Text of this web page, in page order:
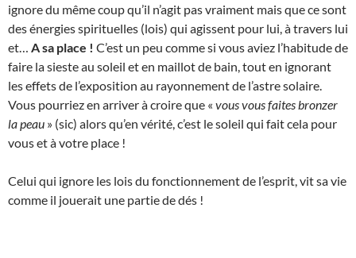
ignore du même coup qu’il n’agit pas vraiment mais que ce sont
des énergies spirituelles (lois) qui agissent pour lui, à travers lui
et… A sa place ! C’est un peu comme si vous aviez l’habitude de
faire la sieste au soleil et en maillot de bain, tout en ignorant
les effets de l’exposition au rayonnement de l’astre solaire.
Vous pourriez en arriver à croire que « vous vous faites bronzer
la peau » (sic) alors qu’en vérité, c’est le soleil qui fait cela pour
vous et à votre place !
Celui qui ignore les lois du fonctionnement de l’esprit, vit sa vie
comme il jouerait une partie de dés !